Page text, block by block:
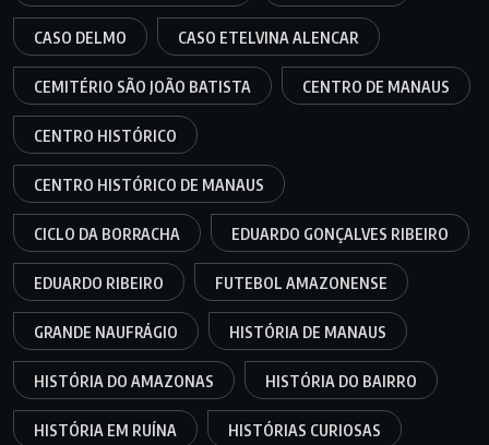
CASO DELMO CASO ETELVINA ALENCAR
CEMITÉRIO SÃO JOÃO BATISTA CENTRO DE MANAUS
CENTRO HISTÓRICO
CENTRO HISTÓRICO DE MANAUS
CICLO DA BORRACHA EDUARDO GONÇALVES RIBEIRO
EDUARDO RIBEIRO FUTEBOL AMAZONENSE
GRANDE NAUFRÁGIO HISTÓRIA DE MANAUS
HISTÓRIA DO AMAZONAS HISTÓRIA DO BAIRRO
HISTÓRIA EM RUÍNA HISTÓRIAS CURIOSAS